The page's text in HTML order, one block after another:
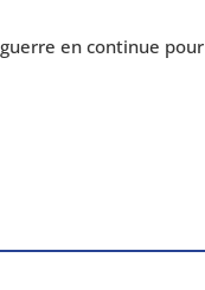
en conti­nue pour